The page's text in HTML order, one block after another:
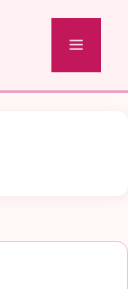
Menu